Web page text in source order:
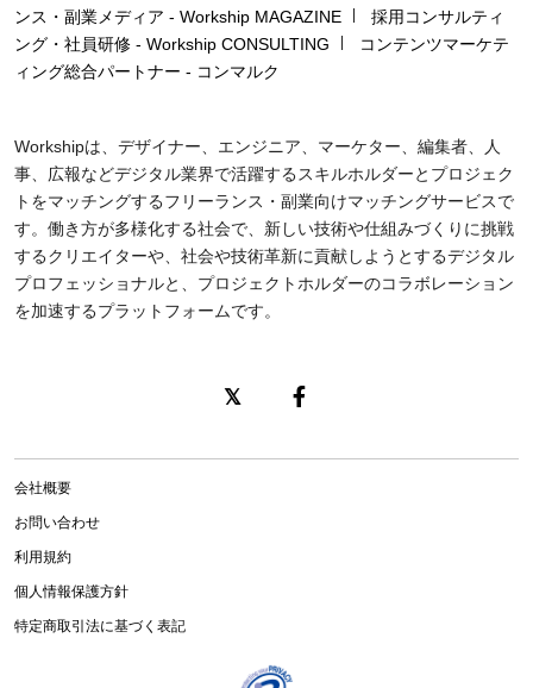
ンス・副業メディア - Workship MAGAZINE
採用コンサルティ
ング・社員研修 - Workship CONSULTING
コンテンツマーケテ
ィング総合パートナー - コンマルク
Workshipは、デザイナー、エンジニア、マーケター、編集者、人
事、広報などデジタル業界で活躍するスキルホルダーとプロジェク
トをマッチングするフリーランス・副業向けマッチングサービスで
す。働き方が多様化する社会で、新しい技術や仕組みづくりに挑戦
するクリエイターや、社会や技術革新に貢献しようとするデジタル
プロフェッショナルと、プロジェクトホルダーのコラボレーション
を加速するプラットフォームです。
会社概要
お問い合わせ
利用規約
個人情報保護方針
特定商取引法に基づく表記